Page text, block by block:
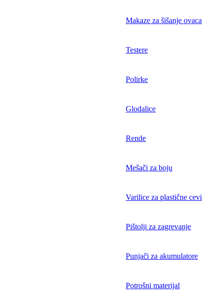
Makaze za šišanje ovaca
Testere
Polirke
Glodalice
Rende
Mešači za boju
Varilice za plastične cevi
Pištolji za zagrevanje
Punjači za akumulatore
Potrošni materijal